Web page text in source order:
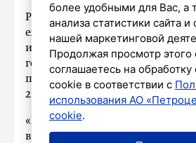
Размер прожиточного
ежегодно
и региональным
год федеральный
пенсионера установлен на
288 рублей.
«На 2026 год в бюджете
выделено свыше 129
более удобными для Вас, а
анализа статистики сайта и
нашей маркетинговой
Продолжая просмотр этого
соглашаетесь на обработку
cookie в соответствии с
использования АО
cookie.